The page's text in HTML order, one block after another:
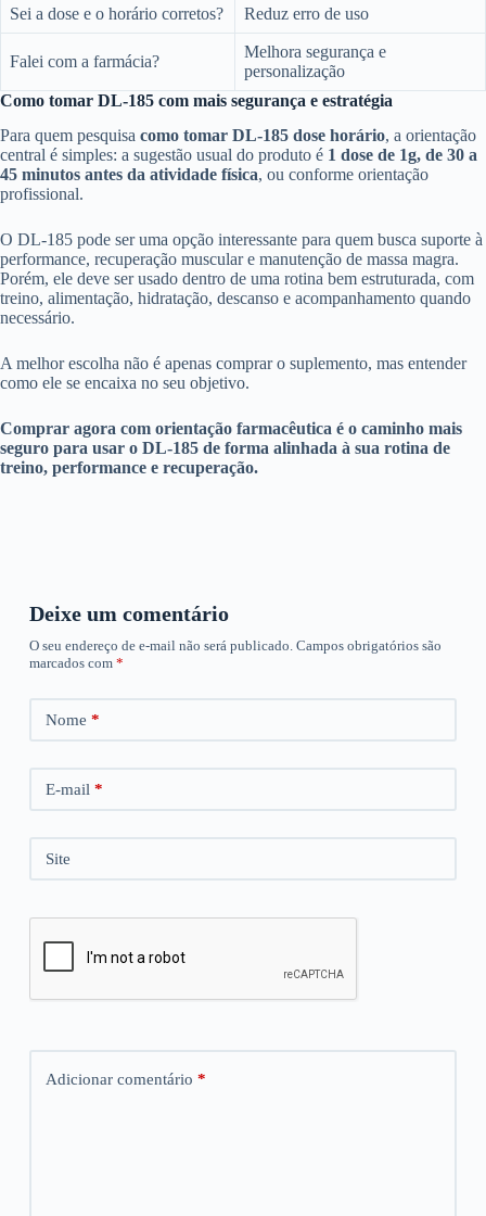
Sei a dose e o horário corretos? Reduz erro de uso
Falei com a farmácia?
Melhora segurança e
personalização
Como tomar DL-185 com mais segurança e estratégia
Para quem pesquisa como tomar DL-185 dose horário, a orientação
central é simples: a sugestão usual do produto é 1 dose de 1g, de 30 a
45 minutos antes da atividade física, ou conforme orientação
profissional.
O DL-185 pode ser uma opção interessante para quem busca suporte à
performance, recuperação muscular e manutenção de massa magra.
Porém, ele deve ser usado dentro de uma rotina bem estruturada, com
treino, alimentação, hidratação, descanso e acompanhamento quando
necessário.
A melhor escolha não é apenas comprar o suplemento, mas entender
como ele se encaixa no seu objetivo.
Comprar agora com orientação farmacêutica é o caminho mais
seguro para usar o DL-185 de forma alinhada à sua rotina de
treino, performance e recuperação.
Deixe um comentário
O seu endereço de e-mail não será publicado. Campos obrigatórios são
marcados com *
Nome *
E-mail *
Site
Adicionar comentário *